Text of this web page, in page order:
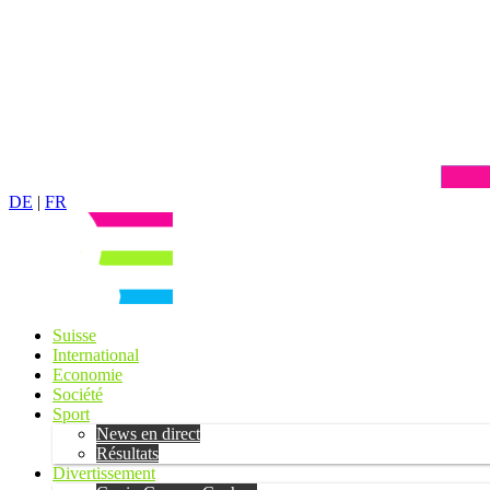
DE | FR
Suisse
International
Economie
Société
Sport
News en direct
Résultats
Divertissement